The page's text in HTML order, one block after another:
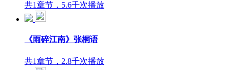
共1章节，5.6千次播放
《雨碎江南》张桐语
共1章节，2.8千次播放